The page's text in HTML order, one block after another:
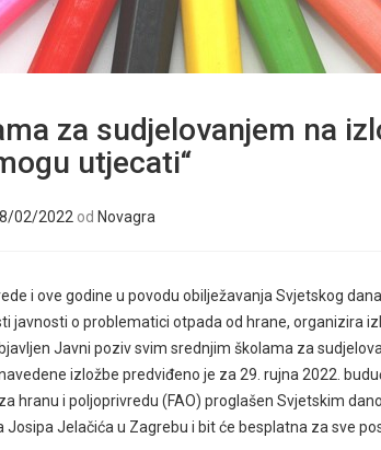
za sudjelovanjem na
utjecati“
02/2022 od Novagra
i ove godine u povodu obilježavanja Svjetskog
javnosti o problematici otpada od hrane, organizira
Javni poziv svim srednjim školama za
izložbe predviđeno je za 29. rujna 2022.
hranu i poljoprivredu (FAO) proglašen Svjetskim
Josipa Jelačića u Zagrebu i bit će besplatna za sve